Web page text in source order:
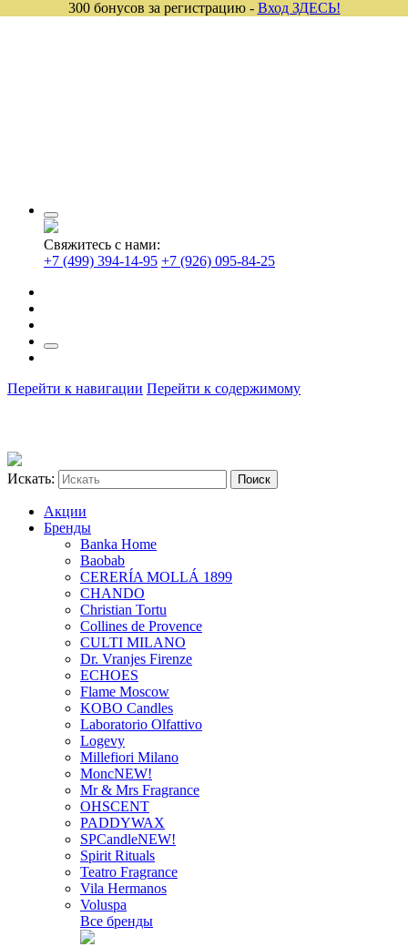
Свяжитесь с нами:
+7 (499) 394-14-95 +7 (926) 095-84-25
Перейти к навигации Перейти к содержимому
Искать:
Акции
Бренды
Banka Home
Baobab
CERERÍA MOLLÁ 1899
CHANDO
Christian Tortu
Collines de Provence
CULTI MILANO
Dr. Vranjes Firenze
ECHOES
Flame Moscow
KOBO Candles
Laboratorio Olfattivo
Logevy
Millefiori Milano
MoncNEW!
Mr & Mrs Fragrance
OHSCENT
PADDYWAX
SPCandleNEW!
Spirit Rituals
Teatro Fragrance
Vila Hermanos
Voluspa
Все бренды
300 бонусов за регистрацию - Вход ЗДЕСЬ!